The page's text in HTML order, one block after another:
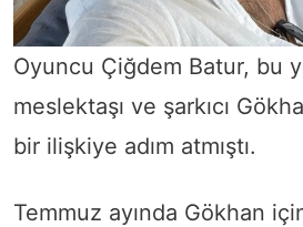
Oyuncu Çiğdem Batur, bu
meslektaşı ve şarkıcı
bir ilişkiye adım atmıştı.
Temmuz ayında Gökhan